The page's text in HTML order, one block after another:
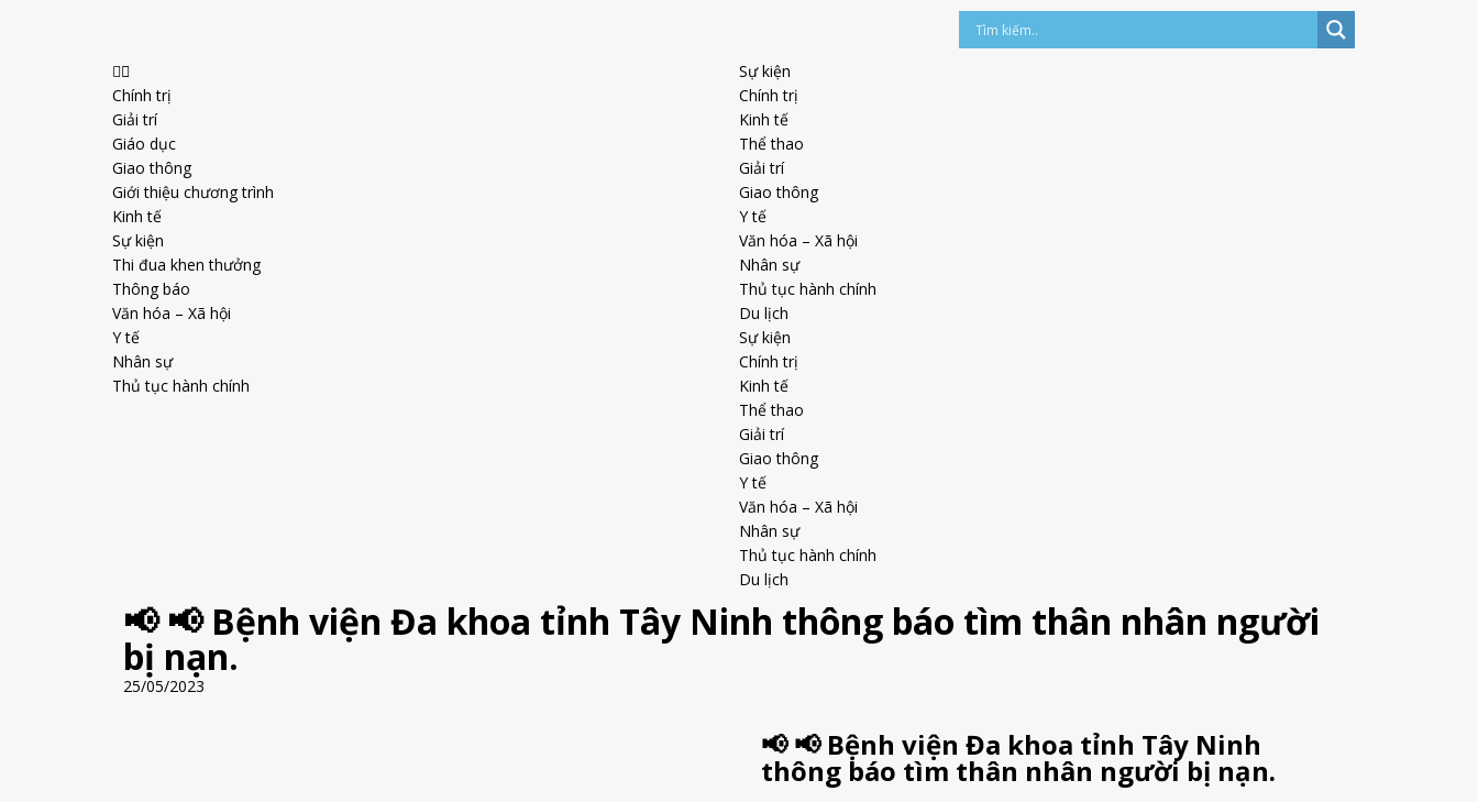
Chính trị
Giải trí
Giáo dục
Giao thông
Giới thiệu chương trình
Kinh tế
Sự kiện
Thi đua khen thưởng
Thông báo
Văn hóa – Xã hội
Y tế
Nhân sự
Thủ tục hành chính
Sự kiện
Chính trị
Kinh tế
Thể thao
Giải trí
Giao thông
Y tế
Văn hóa – Xã hội
Nhân sự
Thủ tục hành chính
Du lịch
Sự kiện
Chính trị
Kinh tế
Thể thao
Giải trí
Giao thông
Y tế
Văn hóa – Xã hội
Nhân sự
Thủ tục hành chính
Du lịch
📢 📢 Bệnh viện Đa khoa tỉnh Tây Ninh thông báo tìm thân nhân người
bị nạn.
25/05/2023
📢 📢 Bệnh viện Đa khoa tỉnh Tây Ninh
thông báo tìm thân nhân người bị nạn.